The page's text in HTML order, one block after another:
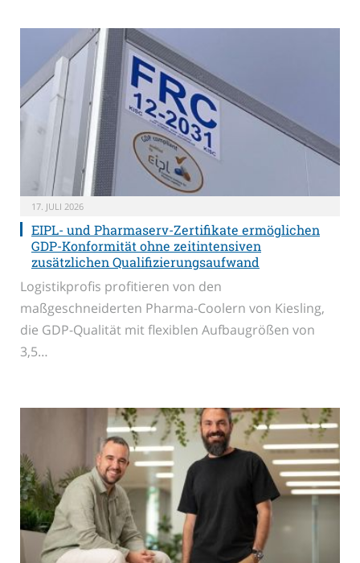
17. JULI 2026
EIPL- und Pharmaserv-Zertifikate ermöglichen
GDP-Konformität ohne zeitintensiven
zusätzlichen Qualifizierungsaufwand
Logistikprofis profitieren von den
maßgeschneiderten Pharma-Coolern von Kiesling,
die GDP-Qualität mit flexiblen Aufbaugrößen von
3,5…